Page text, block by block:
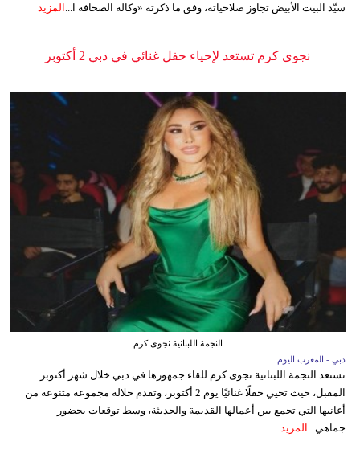
سيّد البيت الأبيض تجاوز صلاحياته، وفق ما ذكرته «وكالة الصحافة ا...
المزيد
نجوى كرم تستعد لإحياء حفل غنائي في دبي 2 أكتوبر
النجمة اللبنانية نجوى كرم
دبي - المغرب اليوم
تستعد النجمة اللبنانية نجوى كرم للقاء جمهورها في دبي خلال شهر أكتوبر
المقبل، حيث تحيي حفلًا غنائيًا يوم 2 أكتوبر، وتقدم خلاله مجموعة متنوعة من
أغانيها التي تجمع بين أعمالها القديمة والحديثة، وسط توقعات بحضور
جماهي... المزيد